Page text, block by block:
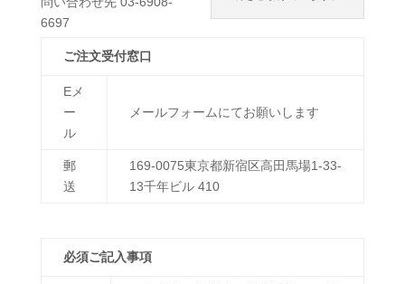
6697
ご注文受付窓口
Eメ
ー
ル
メールフォームにてお願いします
郵
送
169-0075東京都新宿区高田馬場1-33-
13千年ビル 410
必須ご記入事項